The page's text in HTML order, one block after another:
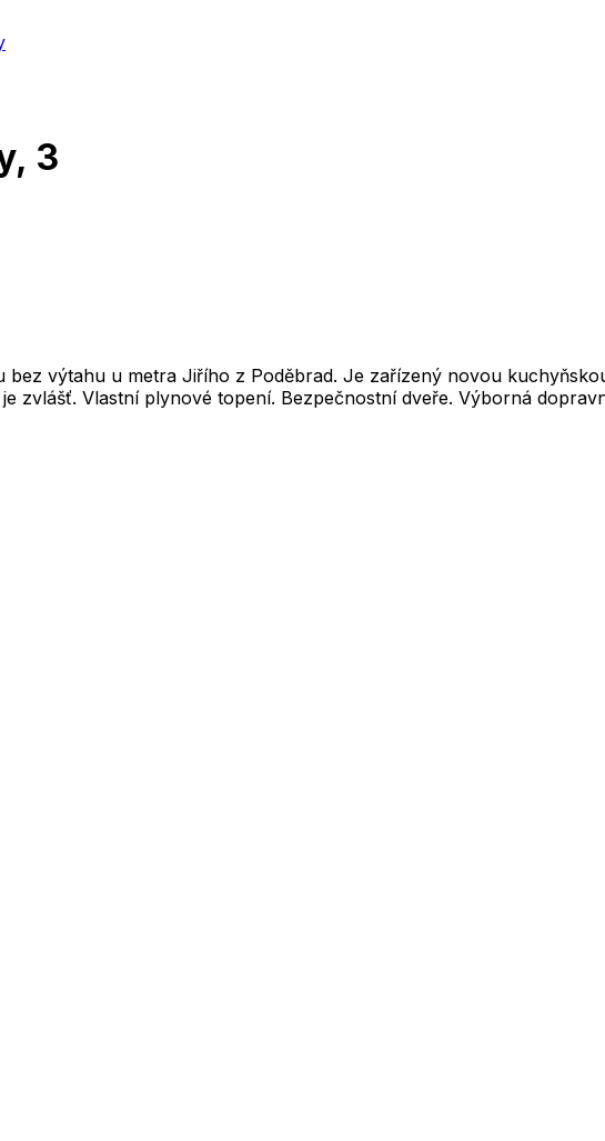
3
výtahu u metra Jiřího z Poděbrad. Je zařízený novou
zvlášť. Vlastní plynové topení. Bezpečnostní dveře. Výborná